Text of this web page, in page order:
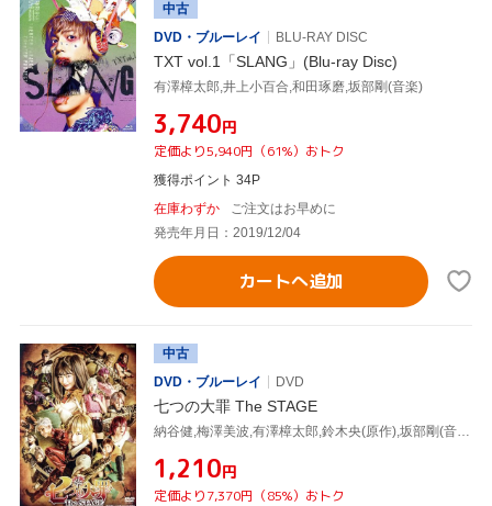
中古
DVD・ブルーレイ
BLU-RAY DISC
TXT vol.1「SLANG」(Blu-ray Disc)
有澤樟太郎,井上小百合,和田琢磨,坂部剛(音楽)
¥3,740円
定価より5,940円（61%）おトク
獲得ポイント 34P
在庫わずか
ご注文はお早めに
発売年月日：2019/12/04
カートへ追加
中古
DVD・ブルーレイ
DVD
七つの大罪 The STAGE
納谷健,梅澤美波,有澤樟太郎,鈴木央(原作),坂部剛(音楽)
¥1,210円
定価より7,370円（85%）おトク